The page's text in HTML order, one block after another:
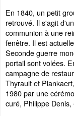
En 1840, un petit
retrouvé. Il s'agit
communion à une
fenêtre. Il est
Seconde guerre
portail sont volées.
campagne de
Thyrault et
1980 par une
curé, Philippe